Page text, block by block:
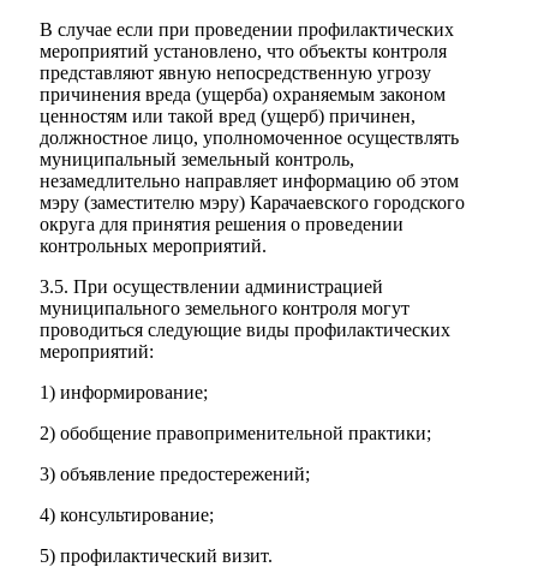
В случае если при проведении профилактических
мероприятий установлено, что объекты контроля
представляют явную непосредственную угрозу
причинения вреда (ущерба) охраняемым законом
ценностям или такой вред (ущерб) причинен,
должностное лицо, уполномоченное осуществлять
муниципальный земельный контроль,
незамедлительно направляет информацию об этом
мэру (заместителю мэру) Карачаевского городского
округа для принятия решения о проведении
контрольных мероприятий.
3.5. При осуществлении администрацией
муниципального земельного контроля могут
проводиться следующие виды профилактических
мероприятий:
1) информирование;
2) обобщение правоприменительной практики;
3) объявление предостережений;
4) консультирование;
5) профилактический визит.